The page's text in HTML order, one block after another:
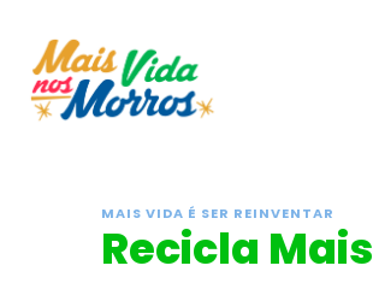
MAIS VIDA É SER REINVENTAR
Recicla Mais